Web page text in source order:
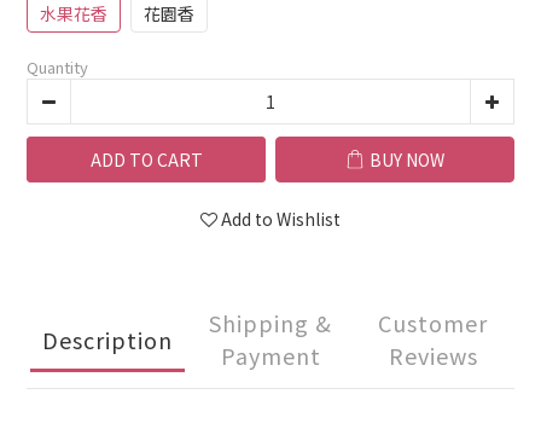
水果花香 花園香
Quantity
ADD TO CART BUY NOW
Add to Wishlist
Description
Shipping &
Payment
Customer
Reviews